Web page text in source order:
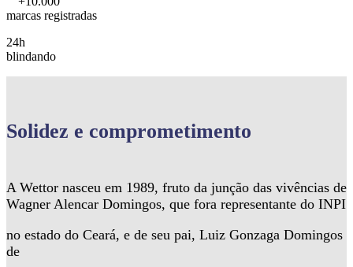
marcas registradas
24h
blindando
Solidez e comprometimento
A Wettor nasceu em 1989, fruto da junção das vivências de
Wagner Alencar Domingos, que fora representante do INPI
no estado do Ceará, e de seu pai, Luiz Gonzaga Domingos
de